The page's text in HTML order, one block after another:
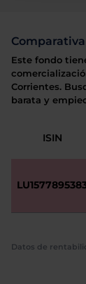
Este fondo
Corrientes.
barata y
ISIN
Datos de